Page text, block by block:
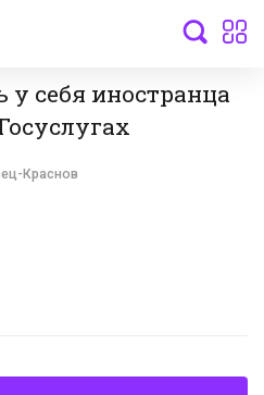
у себя иностранца
Краснов